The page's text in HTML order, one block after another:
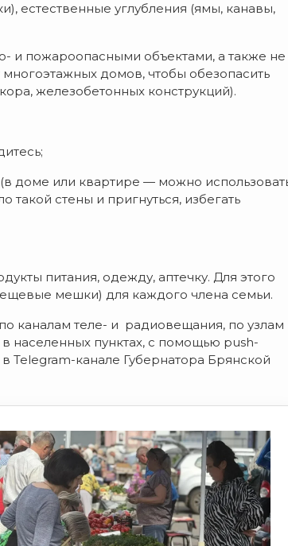
естественные углубления (ямы, канавы,
и пожароопасными объектами, а также не
домов, чтобы обезопасить
железобетонных конструкций).
доме или квартире — можно
такой стены и пригнуться, избегать
питания, одежду, аптечку. Для этого
мешки) для каждого члена семьи.
каналам теле- и радиовещания, по узлам
населенных пунктах, с помощью push-
канале Губернатора Брянской